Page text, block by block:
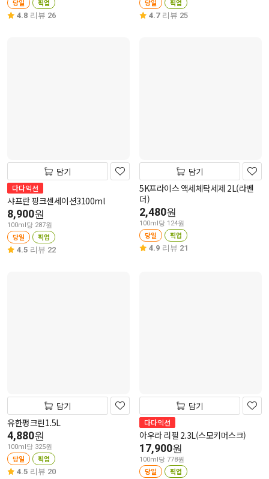
당일 픽업
4.8 리뷰 26
당일 픽업
4.7 리뷰 25
담기
다다익선
샤프란 핑크센세이션3100ml
8,900원
100ml당 287원
당일 픽업
4.5 리뷰 22
담기
5K프라이스 액세체탁세제 2L(라벤
더)
2,480원
100ml당 124원
당일 픽업
4.9 리뷰 21
담기
유한펑크린1.5L
4,880원
100ml당 325원
당일 픽업
4.5 리뷰 20
담기
다다익선
아우라 리필 2.3L(스모키머스크)
17,900원
100ml당 778원
당일 픽업